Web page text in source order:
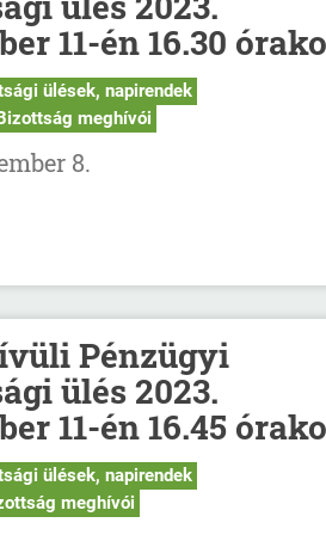
11-én 16.30
ülések, napirendek
meghívói
8.
Pénzügyi
ülés 2023.
11-én 16.45
ülések, napirendek
meghívói